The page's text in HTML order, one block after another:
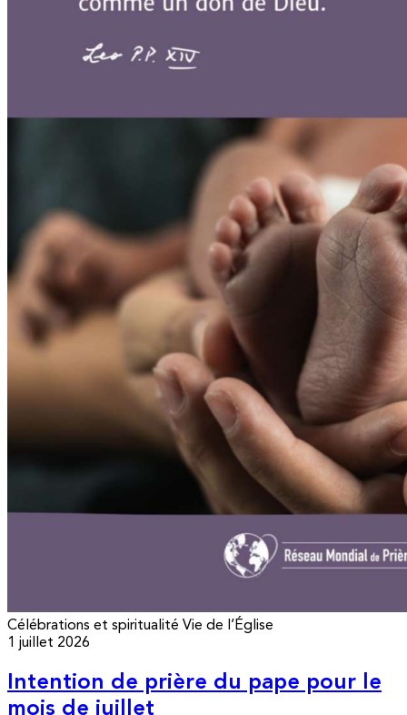
Célébrations et spiritualité Vie de l’Église
1 juillet 2026
Intention de prière du pape pour le
mois de juillet